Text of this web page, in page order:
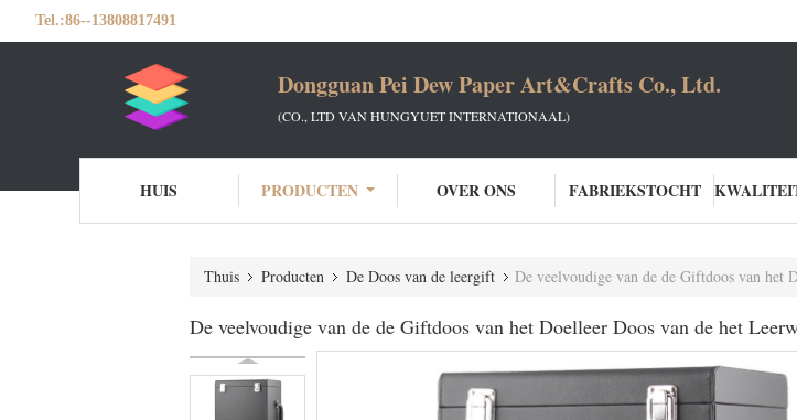
Tel.:86--13808817491
Dongguan Pei Dew Paper Art&Crafts Co., Ltd.
(CO., LTD VAN HUNGYUET INTERNATIONAAL)
HUIS PRODUCTEN OVER ONS FABRIEKSTOCHT
Thuis Producten De Doos van de leergift De veelvoudige van de de Giftdoos van het
De veelvoudige van de de Giftdoos van het Doelleer Doos van de het